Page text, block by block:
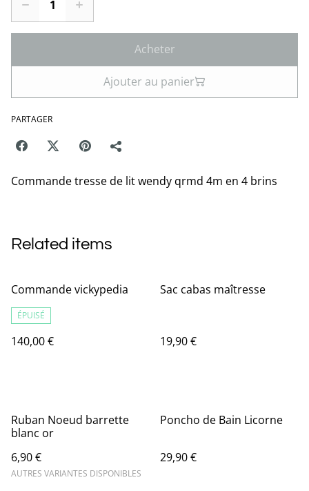
Acheter
Ajouter au panier
PARTAGER
Commande tresse de lit wendy qrmd 4m en 4 brins
Related items
Commande vickypedia
ÉPUISÉ
140,00 €
Sac cabas maîtresse
19,90 €
Ruban Noeud barrette
blanc or
6,90 €
AUTRES VARIANTES DISPONIBLES
Poncho de Bain Licorne
29,90 €